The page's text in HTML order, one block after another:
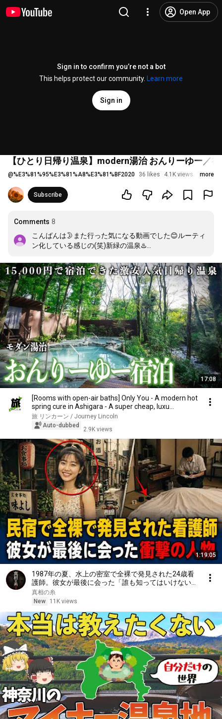
Open App
Sign in to confirm you’re not a bot
This helps protect our community.
Learn more
Sign in
【ひとり日帰り温泉】modern湯治 おんりーゆー／
@%E3%81%95%E3%81%A8%E3%81%BF2020 36 likes 4.1K views 1 year
more
Subscribe
Comments 8
こんばんは🌛また行った気になる動画でした😊ルーティ
ン化している感じの(笑)新緑の温泉♨️
ととのった後の和食はほんとに至高だと思います☺️マネ
したいのですが、いつも通り行った気で満足しました
(笑)
17:08
[Rooms with open-air baths] Only You - A modern hot
spring cure in Ashigara - A super cheap, luxu...
旅 リンカーン / Journey Lincoln
Auto-dubbed
2.9K views
1:19:05
1987年の夏、水上の密室で全裸で発見された24歳看
護師。彼女が最後に会った「誰も知ってはいけない」
衝撃の人物
真相の糸
New
11K views